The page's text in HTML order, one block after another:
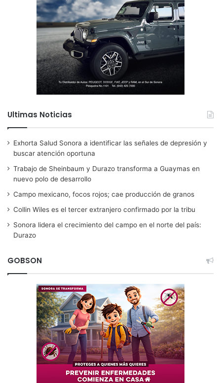
Ultimas Noticias
Exhorta Salud Sonora a identificar las señales de depresión y
buscar atención oportuna
Trabajo de Sheinbaum y Durazo transforma a Guaymas en
nuevo polo de desarrollo
Campo mexicano, focos rojos; cae producción de granos
Collin Wiles es el tercer extranjero confirmado por la tribu
Sonora lidera el crecimiento del campo en el norte del país:
Durazo
GOBSON